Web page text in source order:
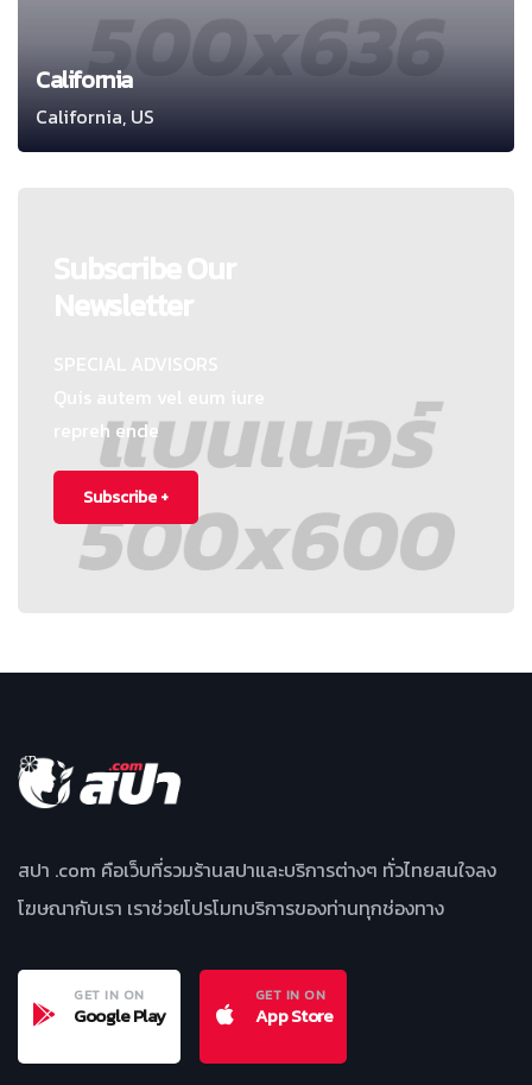
California
California, US
repreh ende
Subscribe +
สปา .com คือเว็บที่รวมร้านสปาและบริการต่างๆ ทั่วไทยสนใจลง
โฆษณากับเรา เราช่วยโปรโมทบริการของท่านทุกช่องทาง
GET IN ON
Google Play
GET IN ON
App Store